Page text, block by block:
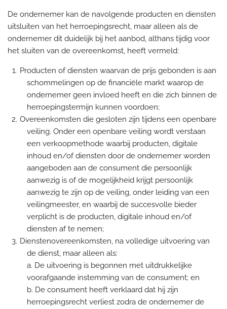
De ondernemer kan de navolgende producten en diensten
uitsluiten van het herroepingsrecht, maar alleen als de
ondernemer dit duidelijk bij het aanbod, althans tijdig voor
het sluiten van de overeenkomst, heeft vermeld:
Producten of diensten waarvan de prijs gebonden is aan
schommelingen op de financiële markt waarop de
ondernemer geen invloed heeft en die zich binnen de
herroepingstermijn kunnen voordoen;
Overeenkomsten die gesloten zijn tijdens een openbare
veiling. Onder een openbare veiling wordt verstaan
een verkoopmethode waarbij producten, digitale
inhoud en/of diensten door de ondernemer worden
aangeboden aan de consument die persoonlijk
aanwezig is of de mogelijkheid krijgt persoonlijk
aanwezig te zijn op de veiling, onder leiding van een
veilingmeester, en waarbij de succesvolle bieder
verplicht is de producten, digitale inhoud en/of
diensten af te nemen;
Dienstenovereenkomsten, na volledige uitvoering van
de dienst, maar alleen als:
a. De uitvoering is begonnen met uitdrukkelijke
voorafgaande instemming van de consument; en
b. De consument heeft verklaard dat hij zijn
herroepingsrecht verliest zodra de ondernemer de